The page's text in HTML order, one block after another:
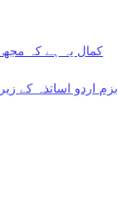
کمال یہ ہے کہ مجھ
بزم اردو اساتذہ کے